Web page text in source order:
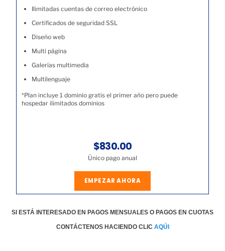
Ilimitadas cuentas de correo electrónico
Certificados de seguridad SSL
Diseño web
Multi página
Galerías multimedia
Multilenguaje
*Plan incluye 1 dominio gratis el primer año pero puede
hospedar ilimitados dominios
$830.00
Único pago anual
EMPEZAR AHORA
SI ESTÁ INTERESADO EN PAGOS MENSUALES O PAGOS EN CUOTAS
CONTÁCTENOS HACIENDO CLIC AQÚI